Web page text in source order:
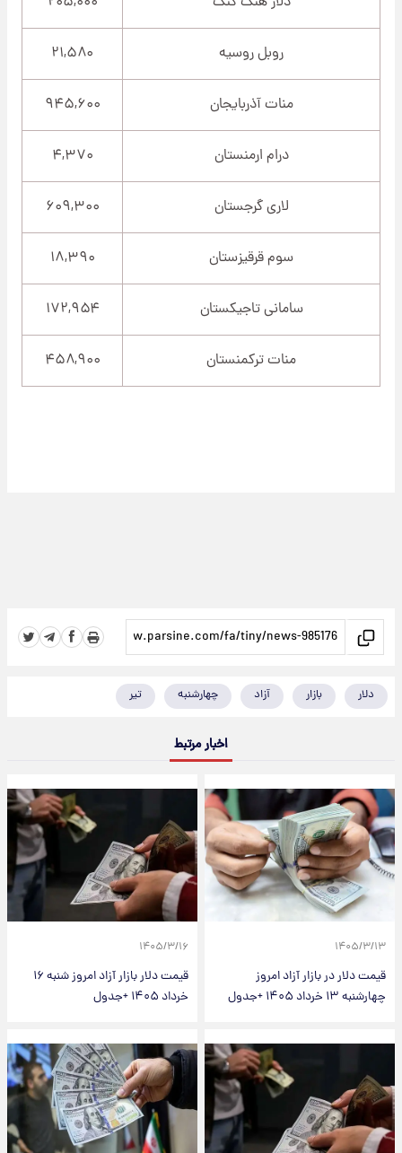
روبل روسیه ۲۱,۵۸۰
منات آذربایجان ۹۴۵,۶۰۰
درام ارمنستان ۴,۳۷۰
لاری گرجستان ۶۰۹,۳۰۰
سوم قرقیزستان ۱۸,۳۹۰
سامانی تاجیکستان ۱۷۲,۹۵۴
منات ترکمنستان ۴۵۸,۹۰۰
دلار بازار آزاد چهارشنبه تیر
اخبار مرتبط
۱۴۰۵/۳/۱۳
قیمت دلار در بازار آزاد امروز
چهارشنبه ۱۳ خرداد ۱۴۰۵ +جدول
۱۴۰۵/۳/۱۶
قیمت دلار بازار آزاد امروز شنبه ۱۶
خرداد ۱۴۰۵ +جدول